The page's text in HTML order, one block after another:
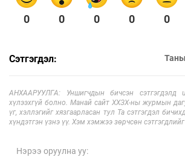
0 0 0 0 0
Сэтгэгдэл:
АНХААРУУЛГА: Уншигчдын бичсэн сэтгэгдэлд
хүлээхгүй болно. Манай сайт ХХЗХ-ны журмын
үг, хэллэгийг хязгаарласан тул Та сэтгэгдэл
хүндэтгэн үзнэ үү. Хэм хэмжээ зөрчсөн